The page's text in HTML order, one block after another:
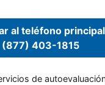
al teléfono principal
(877) 403-1815
de